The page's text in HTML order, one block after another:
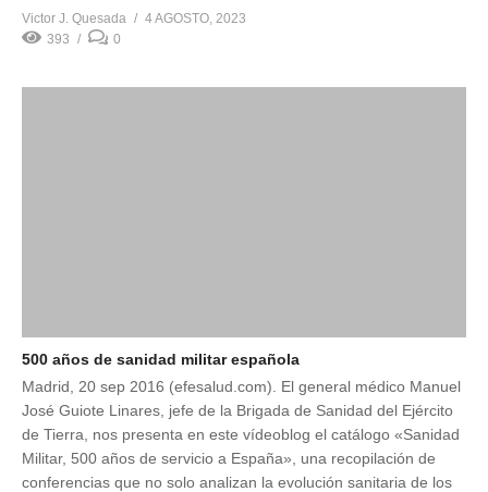
Victor J. Quesada
4 AGOSTO, 2023
393
0
500 años de sanidad militar española
Madrid, 20 sep 2016 (efesalud.com). El general médico Manuel
José Guiote Linares, jefe de la Brigada de Sanidad del Ejército
de Tierra, nos presenta en este vídeoblog el catálogo «Sanidad
Militar, 500 años de servicio a España», una recopilación de
conferencias que no solo analizan la evolución sanitaria de los